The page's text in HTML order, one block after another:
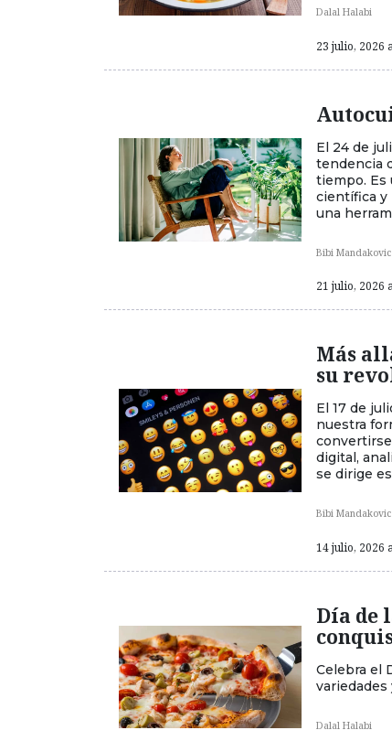
Dalal Halabi
23 julio, 2026
El 24 de
tendencia
tiempo. Es
científica y
una
Bibi Mandakovic
21 julio, 2026
Más
su
El 17 de
nuestra
digital,
se dirige
Bibi Mandakovic
14 julio, 2026
Día de
Celebra el
Dalal Halabi